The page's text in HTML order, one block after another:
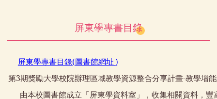
屏東學專書目錄
屏東學專書目錄(圖書館網址 )
第3期獎勵大學校院辦理區域教學資源整合分享計畫-教學增
由本校圖書館成立「屏東學資料室」，收集相關資料，